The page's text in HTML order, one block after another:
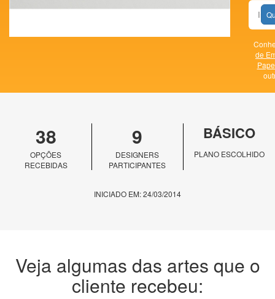
de
38
OPÇÕES
RECEBIDAS
9
DESIGNERS
PARTICIPANTES
BÁSICO
PLANO ESCOLHIDO
INICIADO EM: 24/03/2014
Veja algumas das artes que o
cliente recebeu: